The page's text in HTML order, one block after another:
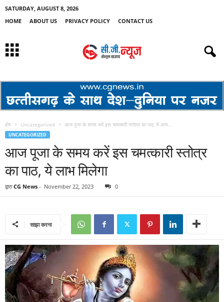
SATURDAY, AUGUST 8, 2026
HOME
ABOUT US PRIVACY POLICY CONTACT US
होम Uncategorized आज पूजा के समय करें इस चमत्कारी स्तोत्र का पाठ, ये लाभ...
UNCATEGORIZED
आज पूजा के समय करें इस चमत्कारी स्तोत्र
का पाठ, ये लाभ मिलेगा
द्वारा CG News - November 22, 2023 0
साझा करना